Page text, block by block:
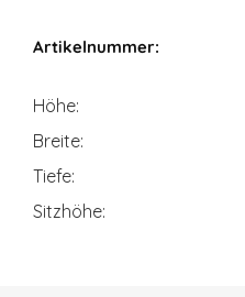
Höhe
Breite
Tiefe
Sitzhöhe